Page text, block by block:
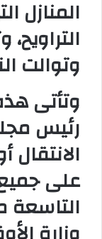
المنازل
وتوالت
وتأتى
رئيس
الانتقال
على